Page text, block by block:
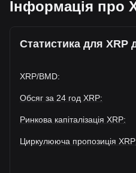
Інформація про
Статистика для XRP
XRP/BMD:
Обсяг за 24 год XRP:
Ринкова капіталізація XRP:
Циркулююча пропозиція XRP